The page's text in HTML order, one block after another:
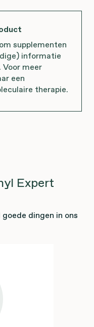
supplementen
informatie
meer
een
therapie.
Expert
dingen in ons